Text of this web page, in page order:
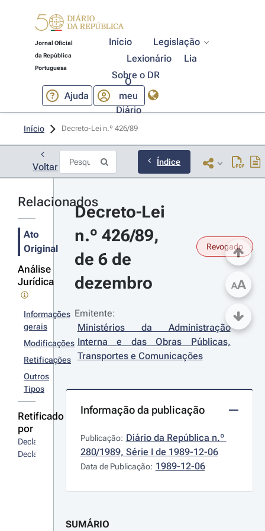
Jornal Oficial
da República
Portuguesa
Início
Legislação
Lexionário
Lia
Sobre o DR
Ajuda
O
meu
Diário
Início Decreto-Lei n.º 426/89
Voltar Índice
Relacionados
Ato
Original
Análise
Jurídica
Informações
gerais
Modificações
Retificações
Outros
Tipos
Retificado
por
Declaração
Declaração
Decreto-Lei
n.º 426/89,
de 6 de
dezembro
Revogado
Emitente:
Ministérios da Administração
Interna e das Obras Públicas,
Transportes e Comunicações
Informação da publicação
Publicação: Diário da República n.º
280/1989, Série I de 1989-12-06
Data de Publicação: 1989-12-06
SUMÁRIO
AA